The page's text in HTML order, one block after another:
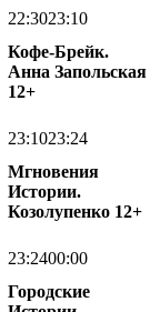
22:3023:10
Кофе-Брейк.
Анна Запольская
12+
23:1023:24
Мгновения
Истории.
Козолупенко 12+
23:2400:00
Городские